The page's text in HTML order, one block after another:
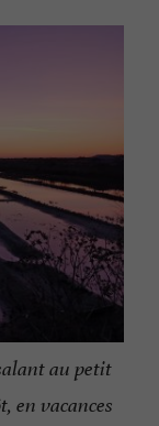
au petit
en vacances